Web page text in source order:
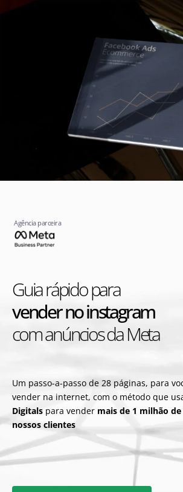
Agência parceira
Guia rápido para
vender no instagram
com anúncios da Meta
Um passo-a-passo de 28 páginas, para
vender na internet, com o método que
Digitals para vender mais de 1 milhão
nossos clientes